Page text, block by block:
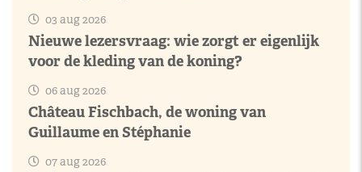
03 aug 2026
Nieuwe lezersvraag: wie zorgt er eigenlijk
voor de kleding van de koning?
06 aug 2026
Château Fischbach, de woning van
Guillaume en Stéphanie
07 aug 2026